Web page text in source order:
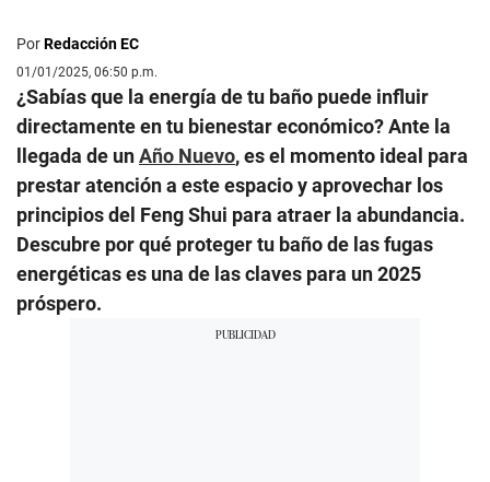
PorRedacción EC
01/01/2025, 06:50 p.m.
¿Sabías que la energía de tu baño puede influir
directamente en tu bienestar económico? Ante la
llegada de unAño Nuevo, es el momento ideal para
prestar atención a este espacio y aprovechar los
principios del Feng Shui para atraer la abundancia.
Descubre por qué proteger tu baño de las fugas
energéticas es una de las claves para un 2025
próspero.